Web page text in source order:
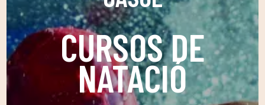
CURSOS DE
NATACIÓ